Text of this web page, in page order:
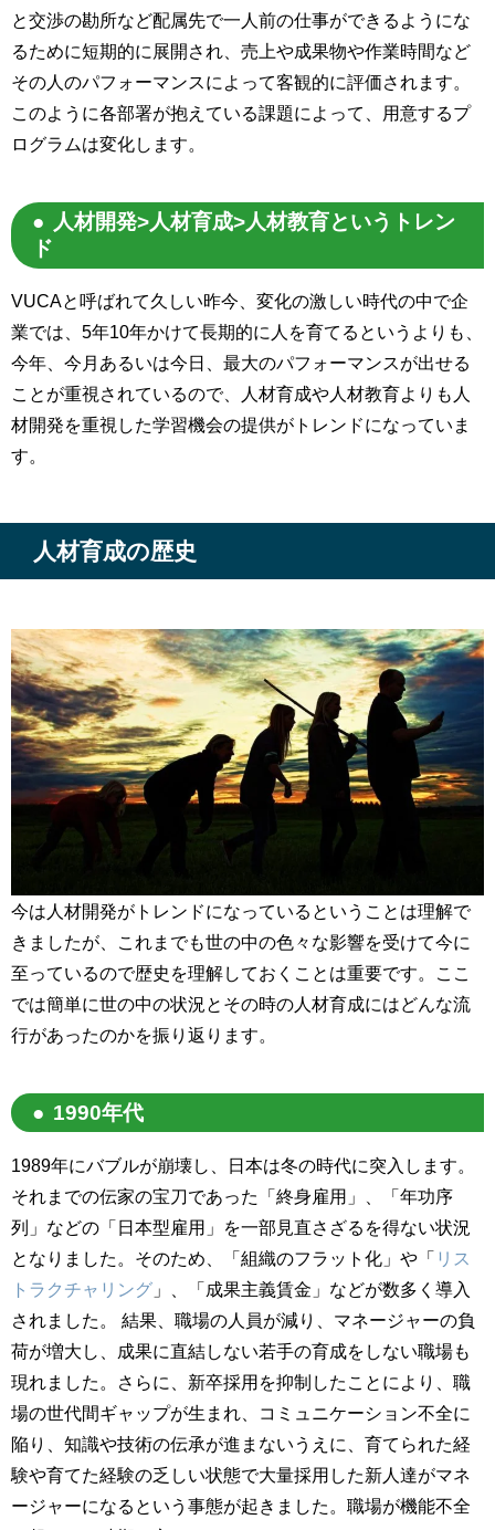
と交渉の勘所など配属先で一人前の仕事ができるようにな
るために短期的に展開され、売上や成果物や作業時間など
その人のパフォーマンスによって客観的に評価されます。
このように各部署が抱えている課題によって、用意するプ
ログラムは変化します。
人材開発>人材育成>人材教育というトレン
ド
VUCAと呼ばれて久しい昨今、変化の激しい時代の中で企
業では、5年10年かけて長期的に人を育てるというよりも、
今年、今月あるいは今日、最大のパフォーマンスが出せる
ことが重視されているので、人材育成や人材教育よりも人
材開発を重視した学習機会の提供がトレンドになっていま
す。
人材育成の歴史
今は人材開発がトレンドになっているということは理解で
きましたが、これまでも世の中の色々な影響を受けて今に
至っているので歴史を理解しておくことは重要です。ここ
では簡単に世の中の状況とその時の人材育成にはどんな流
行があったのかを振り返ります。
1990年代
1989年にバブルが崩壊し、日本は冬の時代に突入します。
それまでの伝家の宝刀であった「終身雇用」、「年功序
列」などの「日本型雇用」を一部見直さざるを得ない状況
となりました。そのため、「組織のフラット化」や「 リス
トラクチャリング 」、「成果主義賃金」などが数多く導入
されました。 結果、職場の人員が減り、マネージャーの負
荷が増大し、成果に直結しない若手の育成をしない職場も
現れました。さらに、新卒採用を抑制したことにより、職
場の世代間ギャップが生まれ、コミュニケーション不全に
陥り、知識や技術の伝承が進まないうえに、育てられた経
験や育てた経験の乏しい状態で大量採用した新人達がマネ
ージャーになるという事態が起きました。職場が機能不全